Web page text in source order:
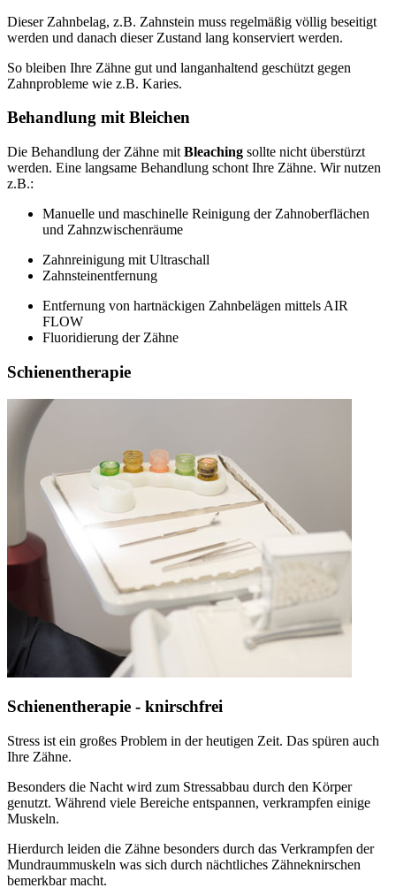
Dieser Zahnbelag, z.B. Zahnstein muss regelmäßig völlig beseitigt
werden und danach dieser Zustand lang konserviert werden.
So bleiben Ihre Zähne gut und langanhaltend geschützt gegen
Zahnprobleme wie z.B. Karies.
Behandlung mit Bleichen
Die Behandlung der Zähne mit Bleaching sollte nicht überstürzt
werden. Eine langsame Behandlung schont Ihre Zähne. Wir nutzen
z.B.:
Manuelle und maschinelle Reinigung der Zahnoberflächen
und Zahnzwischenräume
Zahnreinigung mit Ultraschall
Zahnsteinentfernung
Entfernung von hartnäckigen Zahnbelägen mittels AIR
FLOW
Fluoridierung der Zähne
Schienentherapie
Schienentherapie - knirschfrei
Stress ist ein großes Problem in der heutigen Zeit. Das spüren auch
Ihre Zähne.
Besonders die Nacht wird zum Stressabbau durch den Körper
genutzt. Während viele Bereiche entspannen, verkrampfen einige
Muskeln.
Hierdurch leiden die Zähne besonders durch das Verkrampfen der
Mundraummuskeln was sich durch nächtliches Zähneknirschen
bemerkbar macht.